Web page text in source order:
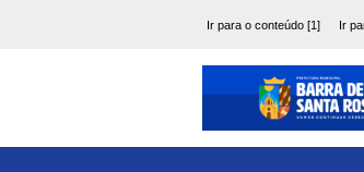
Ir para o conteúdo [1] Ir